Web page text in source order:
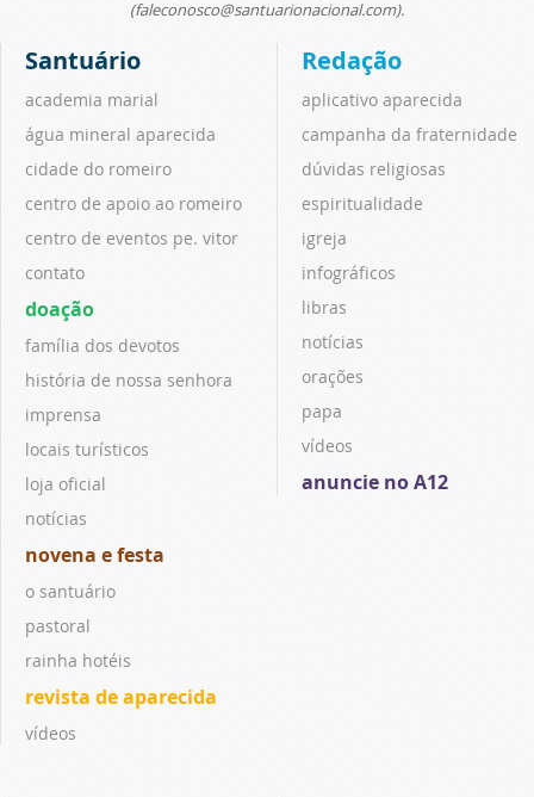
(faleconosco@santuarionacional.com).
Santuário
academia marial
água mineral aparecida
cidade do romeiro
centro de apoio ao romeiro
centro de eventos pe. vitor
contato
doação
família dos devotos
história de nossa senhora
imprensa
locais turísticos
loja oficial
notícias
novena e festa
o santuário
pastoral
rainha hotéis
revista de aparecida
vídeos
Redação
aplicativo aparecida
campanha da fraternidade
dúvidas religiosas
espiritualidade
igreja
infográficos
libras
notícias
orações
papa
vídeos
anuncie no A12